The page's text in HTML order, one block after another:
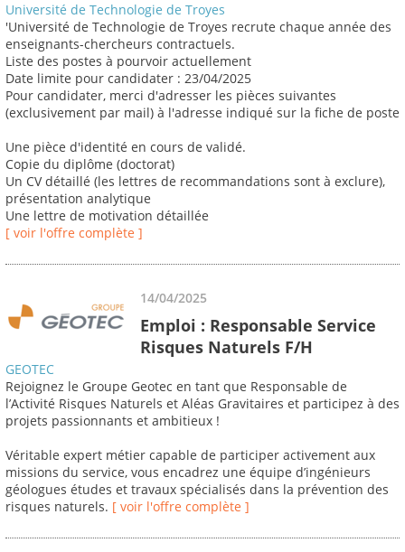
Université de Technologie de Troyes
'Université de Technologie de Troyes recrute chaque année des
enseignants-chercheurs contractuels.
Liste des postes à pourvoir actuellement
Date limite pour candidater : 23/04/2025
Pour candidater, merci d'adresser les pièces suivantes
(exclusivement par mail) à l'adresse indiqué sur la fiche de poste
Une pièce d'identité en cours de validé.
Copie du diplôme (doctorat)
Un CV détaillé (les lettres de recommandations sont à exclure),
présentation analytique
Une lettre de motivation détaillée
[ voir l'offre complète ]
14/04/2025
Emploi : Responsable Service
Risques Naturels F/H
GEOTEC
Rejoignez le Groupe Geotec en tant que Responsable de
l’Activité Risques Naturels et Aléas Gravitaires et participez à des
projets passionnants et ambitieux !
Véritable expert métier capable de participer activement aux
missions du service, vous encadrez une équipe d’ingénieurs
géologues études et travaux spécialisés dans la prévention des
risques naturels. [ voir l'offre complète ]